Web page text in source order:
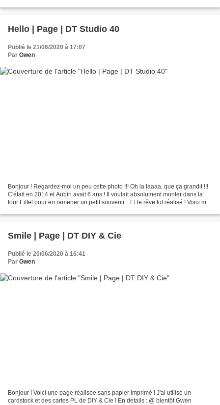
Hello | Page | DT Studio 40
Publié le 21/06/2020 à 17:07
Par Gwen
Bonjour ! Regardez-moi un peu cette photo !!! Oh la laaaa, que ça grandit !!!
C'était en 2014 et Aubin avait 6 ans ! Il voulait absolument monter dans la
tour Eiffel pour en ramener un petit souvenir... Et le rêve fut réalisé ! Voici ma
Smile | Page | DT DIY & Cie
Publié le 20/06/2020 à 16:41
Par Gwen
Bonjour ! Voici une page réalisée sans papier imprimé ! J'ai utilisé un
cardstock et des cartes PL de DIY & Cie ! En détails : @ bientôt Gwen